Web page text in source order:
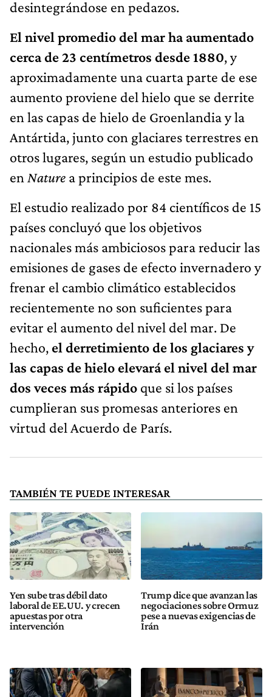
desintegrándose en pedazos.
El nivel promedio del mar ha aumentado
cerca de 23 centímetros desde 1880, y
aproximadamente una cuarta parte de ese
aumento proviene del hielo que se derrite
en las capas de hielo de Groenlandia y la
Antártida, junto con glaciares terrestres en
otros lugares, según un estudio publicado
en Nature a principios de este mes.
El estudio realizado por 84 científicos de 15
países concluyó que los objetivos
nacionales más ambiciosos para reducir las
emisiones de gases de efecto invernadero y
frenar el cambio climático establecidos
recientemente no son suficientes para
evitar el aumento del nivel del mar. De
hecho, el derretimiento de los glaciares y
las capas de hielo elevará el nivel del mar
dos veces más rápido que si los países
cumplieran sus promesas anteriores en
virtud del Acuerdo de París.
TAMBIÉN TE PUEDE INTERESAR
Yen sube tras débil dato
laboral de EE.UU. y crecen
apuestas por otra
intervención
Trump dice que avanzan las
negociaciones sobre Ormuz
pese a nuevas exigencias de
Irán